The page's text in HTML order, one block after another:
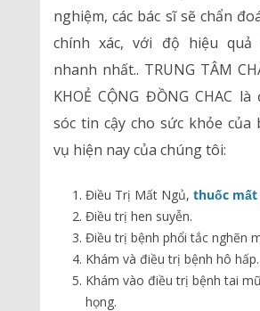
nghiệm, các bác sĩ sẽ chẩn
chính xác, với độ hiệu
nhanh nhất.. TRUNG TÂM
KHOẺ CỘNG ĐỒNG CHAC
sóc tin cậy cho sức khỏe của
vụ hiện nay của chúng tôi:
Điều Trị Mất Ngủ, thuốc mất
Điều trị hen suyễn.
Điều trị bệnh phổi tắc nghẽn
Khám và điều trị bệnh hô hấp.
Khám vào điều trị bệnh tai
họng.